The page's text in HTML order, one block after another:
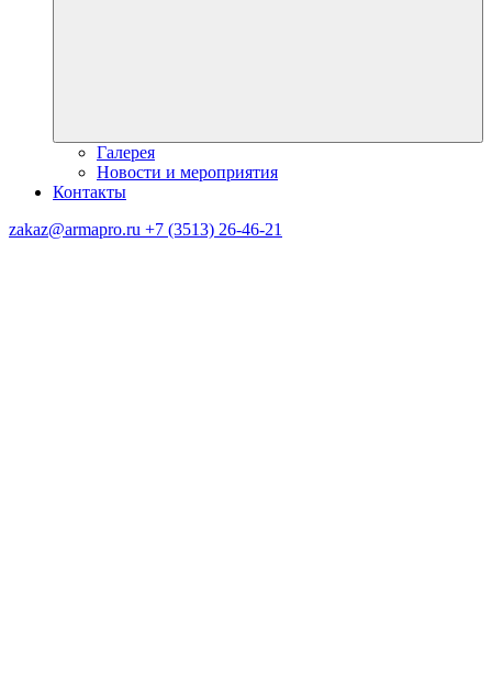
Галерея
Новости и мероприятия
Контакты
zakaz@armapro.ru +7 (3513) 26-46-21